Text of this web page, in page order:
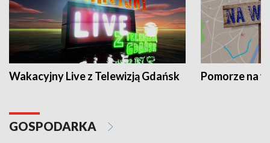
Wakacyjny Live z Telewizją Gdańsk Pomorze na
GOSPODARKA